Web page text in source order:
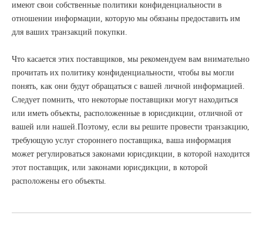
имеют свои собственные политики конфиденциальности в
отношении информации, которую мы обязаны предоставить им
для ваших транзакций покупки.
Что касается этих поставщиков, мы рекомендуем вам внимательно
прочитать их политику конфиденциальности, чтобы вы могли
понять, как они будут обращаться с вашей личной информацией.
Следует помнить, что некоторые поставщики могут находиться
или иметь объекты, расположенные в юрисдикции, отличной от
вашей или нашей.Поэтому, если вы решите провести транзакцию,
требующую услуг стороннего поставщика, ваша информация
может регулироваться законами юрисдикции, в которой находится
этот поставщик, или законами юрисдикции, в которой
расположены его объекты.